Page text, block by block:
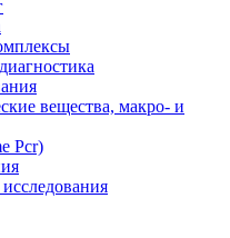
вещества, макро- и
Pcr)